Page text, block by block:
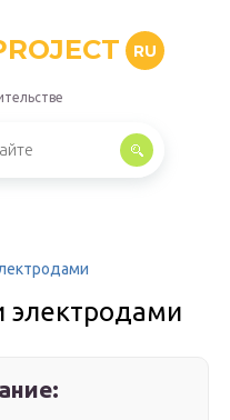
RU
электродами